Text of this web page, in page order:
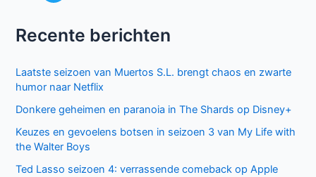
2018
in
Recente berichten
Laatste seizoen van Muertos S.L. brengt chaos en zwarte
humor naar Netflix
Donkere geheimen en paranoia in The Shards op Disney+
Keuzes en gevoelens botsen in seizoen 3 van My Life with
the Walter Boys
Ted Lasso seizoen 4: verrassende comeback op Apple